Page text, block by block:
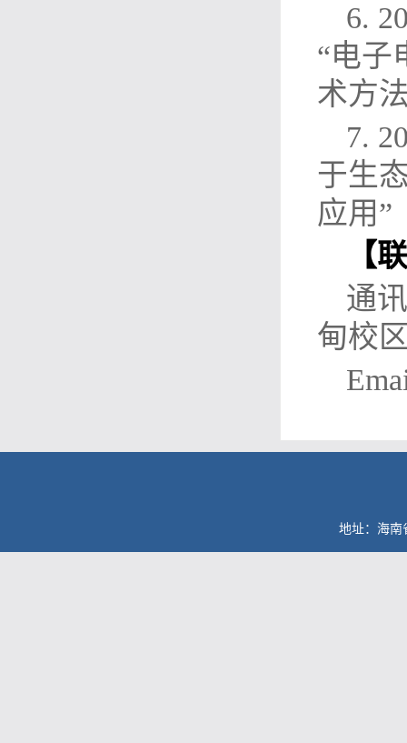
6.
“电子
术方
7.
于生
应用”
【
通
甸校
地址：海南